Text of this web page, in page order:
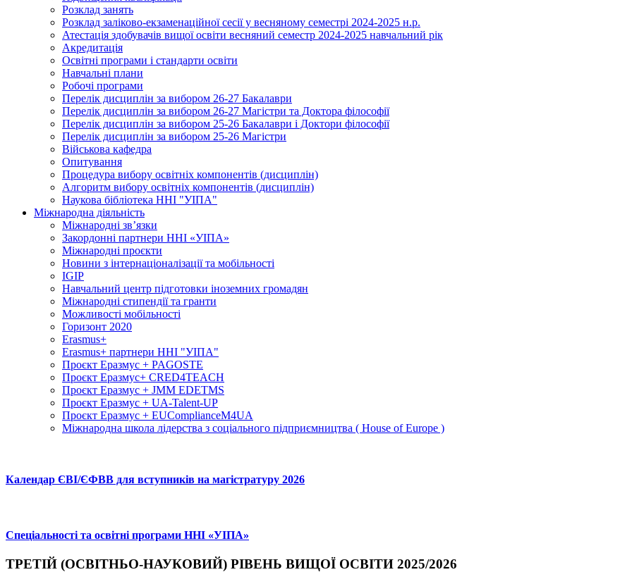
Розклад занять
Розклад заліково-екзаменаційної сесії у весняному семестрі 2024-2025 н.р.
Атестація здобувачів вищої освіти весняний семестр 2024-2025 навчальний рік
Акредитація
Освітні програми і стандарти освіти
Навчальні плани
Робочі програми
Перелік дисциплін за вибором 26-27 Бакалаври
Перелік дисциплін за вибором 26-27 Магістри та Доктора філософії
Перелік дисциплін за вибором 25-26 Бакалаври і Доктори філософії
Перелік дисциплін за вибором 25-26 Магістри
Військова кафедра
Опитування
Процедура вибору освітніх компонентів (дисциплін)
Алгоритм вибору освітніх компонентів (дисциплін)
Наукова бібліотека ННІ "УІПА"
Міжнародна діяльність
Міжнародні зв’язки
Закордонні партнери ННІ «УІПА»
Міжнародні проєкти
Новини з інтернаціоналізації та мобільності
IGIP
Навчальний центр підготовки іноземних громадян
Міжнародні стипендії та гранти
Можливості мобільності
Горизонт 2020
Erasmus+
Erasmus+ партнери ННІ "УІПА"
Проєкт Еразмус + PAGOSTE
Проєкт Еразмус+ CRED4TEACH
Проєкт Еразмус + JMM EDETMS
Проєкт Еразмус + UA-Talent-UP
Проєкт Еразмус + EUComplianceM4UA
Міжнародна школа лідерства з соціального підприємництва ( House of Europe )
Календар ЄВІ/ЄФВВ для вступників на магістратуру 2026
Спеціальності та освітні програми ННІ «УІПА»
ТРЕТІЙ (ОСВІТНЬО-НАУКОВИЙ) РІВЕНЬ ВИЩОЇ ОСВІТИ 2025/2026